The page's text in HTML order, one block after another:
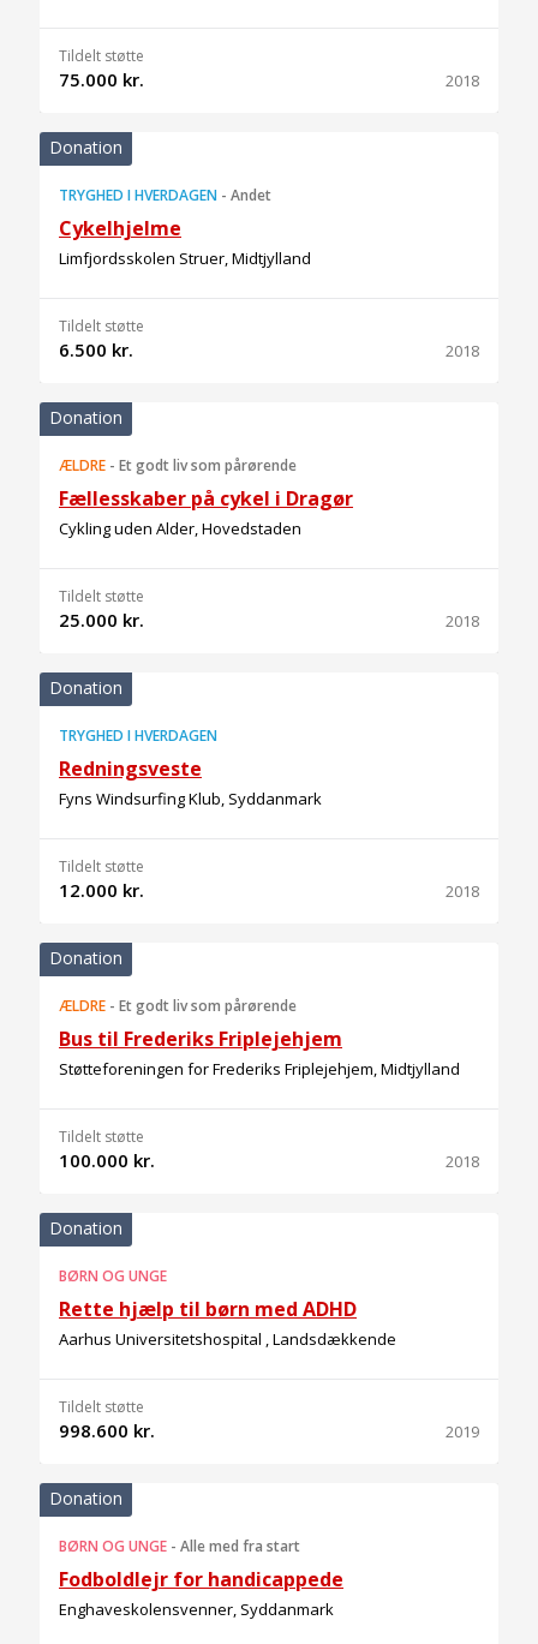
Tildelt støtte
75.000 kr. 2018
Donation
TRYGHED I HVERDAGEN - Andet
Cykelhjelme
Limfjordsskolen Struer, Midtjylland
Tildelt støtte
6.500 kr. 2018
Donation
ÆLDRE - Et godt liv som pårørende
Fællesskaber på cykel i Dragør
Cykling uden Alder, Hovedstaden
Tildelt støtte
25.000 kr. 2018
Donation
TRYGHED I HVERDAGEN
Redningsveste
Fyns Windsurfing Klub, Syddanmark
Tildelt støtte
12.000 kr. 2018
Donation
ÆLDRE - Et godt liv som pårørende
Bus til Frederiks Friplejehjem
Støtteforeningen for Frederiks Friplejehjem, Midtjylland
Tildelt støtte
100.000 kr. 2018
Donation
BØRN OG UNGE
Rette hjælp til børn med ADHD
Aarhus Universitetshospital , Landsdækkende
Tildelt støtte
998.600 kr. 2019
Donation
BØRN OG UNGE - Alle med fra start
Fodboldlejr for handicappede
Enghaveskolensvenner, Syddanmark